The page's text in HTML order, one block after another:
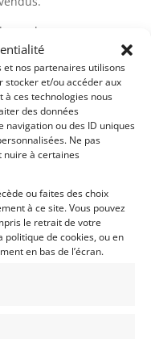
nos partenaires utilisons
stocker et/ou accéder aux
à ces technologies nous
des données
navigation ou des ID uniques
Ne pas
nuire à certaines
ou faites des choix
à ce site. Vous pouvez
le retrait de votre
politique de cookies, ou en
en bas de l’écran.
couleur rouge en
modèle